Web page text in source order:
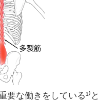
要な働きをしている¹⁾